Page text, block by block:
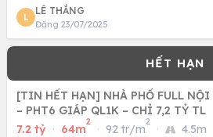
L
LÊ THẮNG
Đăng 23/07/2025
[TIN HẾT HẠN] NHÀ PHỐ FULL
– PHT6 GIÁP QL1K – CHỈ 7,2 TỶ TL
7.2 tỷ · 64m
2
· 92 tr/m
2
· 4.5m